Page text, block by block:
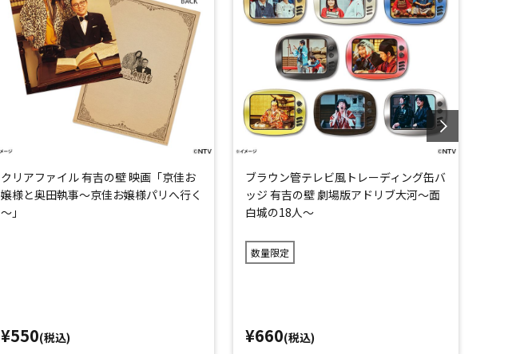
クリアファイル 有吉の壁 映画「京佳お
嬢様と奥田執事～京佳お嬢様パリへ行く
～」
¥550(税込)
ブラウン管テレビ風トレーディング缶バ
ッジ 有吉の壁 劇場版アドリブ大河～面
白城の18人～
数量限定
¥660(税込)